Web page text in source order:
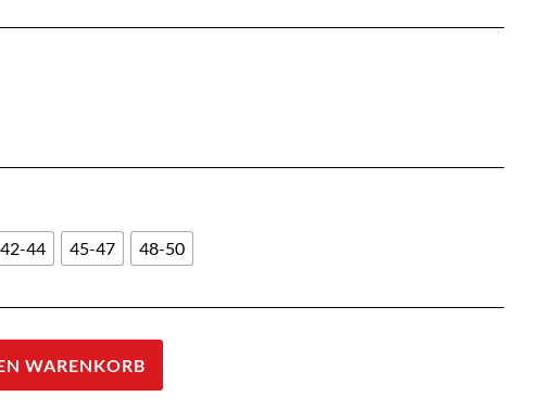
42-44 45-47 48-50
WARENKORB